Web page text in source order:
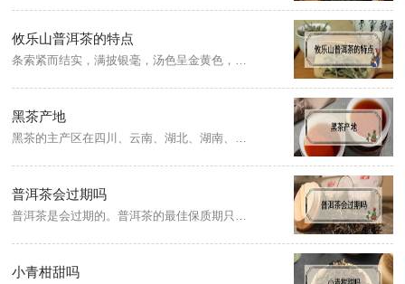
攸乐山普洱茶的特点
黑茶产地
普洱茶会过期吗
小青柑甜吗